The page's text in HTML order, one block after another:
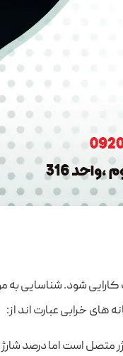
شود. شناسایی به
های خرابی عبارت‌ اند از:
متصل است اما درصد